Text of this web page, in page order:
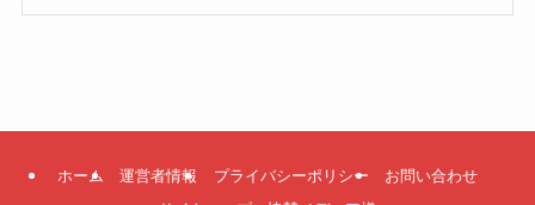
ホーム 運営者情報 プライバシーポリシー
お問い合わせ